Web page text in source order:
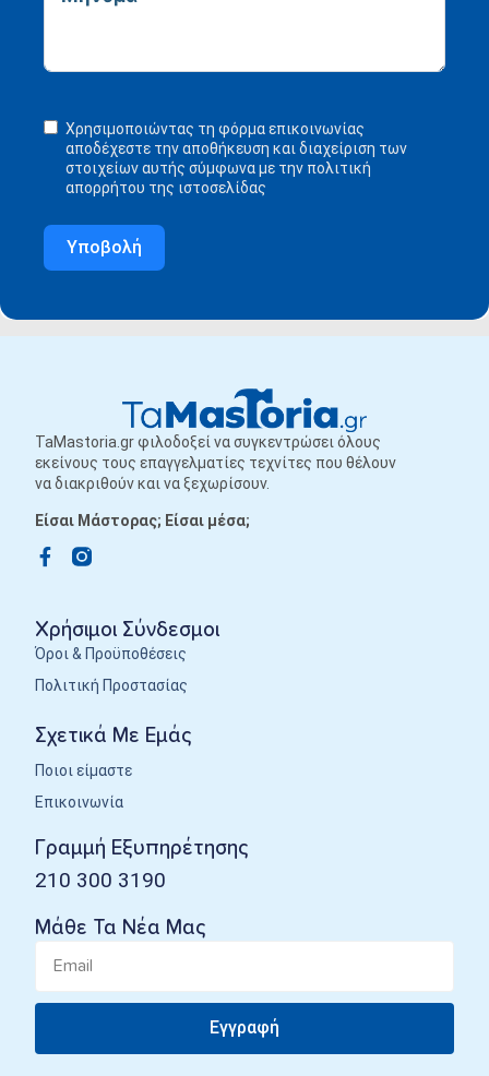
Χρησιμοποιώντας τη φόρμα επικοινωνίας
αποδέχεστε την αποθήκευση και διαχείριση των
στοιχείων αυτής σύμφωνα με την πολιτική
απορρήτου της ιστοσελίδας
Υποβολή
TaMastoria.gr φιλοδοξεί να συγκεντρώσει όλους
εκείνους τους επαγγελματίες τεχνίτες που θέλουν
να διακριθούν και να ξεχωρίσουν.
Είσαι Μάστορας; Είσαι μέσα;
Σχετικά Με Εμάς
Ποιοι είμαστε
Επικοινωνία
Γραμμή Εξυπηρέτησης
210 300 3190
Χρήσιμοι Σύνδεσμοι
Όροι & Προϋποθέσεις
Πολιτική Προστασίας
Μάθε Τα Νέα Μας
Εγγραφή